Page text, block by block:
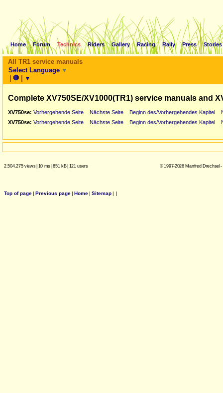
Home Forum Technics Riders Gallery Racing Rally Press Stories
All TR1 service manuals
Select Language ▼
| 🛑 | ▼
Complete XV750SE/XV1000(TR1) service manuals and
XV750se: Vorhergehende Seite Nächste Seite Beginn des/Vorhergehendes Kapitel
XV750se: Vorhergehende Seite Nächste Seite Beginn des/Vorhergehendes Kapitel
2.504.275 views| 10 ms |651 kB| 121 users © 1997-2026 Manfred Drechsel
Top of page| Previous page| Home| Sitemap| |